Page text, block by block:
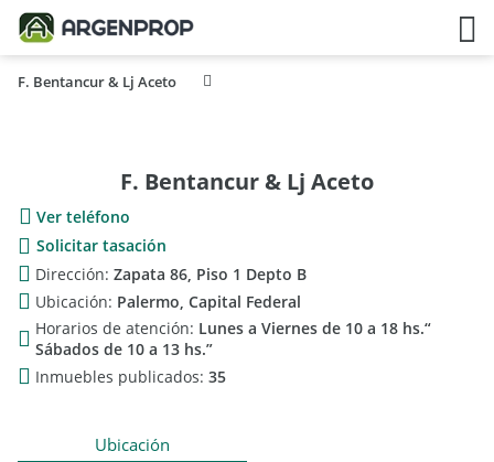
F. Bentancur & Lj Aceto
F. Bentancur & Lj Aceto
Ver teléfono
Solicitar tasación
Dirección: Zapata 86, Piso 1 Depto B
Ubicación: Palermo, Capital Federal
Horarios de atención: Lunes a Viernes de 10 a 18 hs.“
Sábados de 10 a 13 hs.”
Inmuebles publicados: 35
Ubicación